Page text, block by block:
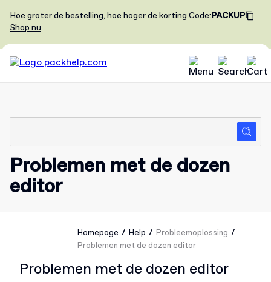
Hoe groter de bestelling, hoe hoger de korting Code:PACKUP
Shop nu
Problemen met de dozen
editor
Homepage / Help / Probleemoplossing /
Problemen met de dozen editor
Problemen met de dozen editor